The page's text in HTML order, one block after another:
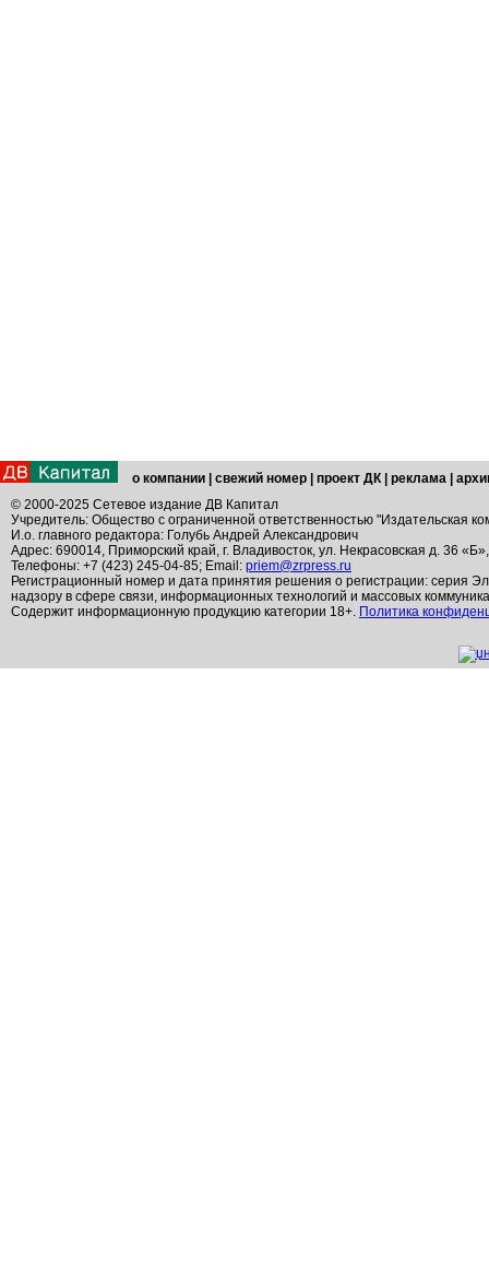
о компании свежий номер проект ДК реклама
© 2000-2025 Сетевое издание ДВ Капитал
Учредитель: Общество с ограниченной ответственностью "Издательская
И.о. главного редактора: Голубь Андрей Александрович
Адрес: 690014, Приморский край, г. Владивосток, ул. Некрасовская д. 36
Телефоны: +7 (423) 245-04-85; Email: priem@zrpress.ru
Регистрационный номер и дата принятия решения о регистрации: серия
надзору в сфере связи, информационных технологий и массовых
Содержит информационную продукцию категории 18+. Политика